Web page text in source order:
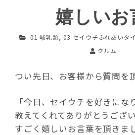
嬉しいお
01 哺乳類, 03 セイウチふれあいタ
クルム
つい先日、お客様から質問を
「今日、セイウチを好きにな
教えてくれてありがとうござ
すごく嬉しいお言葉を頂きま